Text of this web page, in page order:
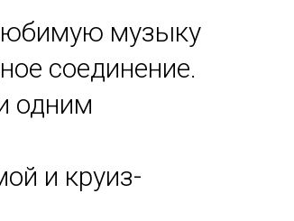
музыку
соединение.
одним
и круиз-